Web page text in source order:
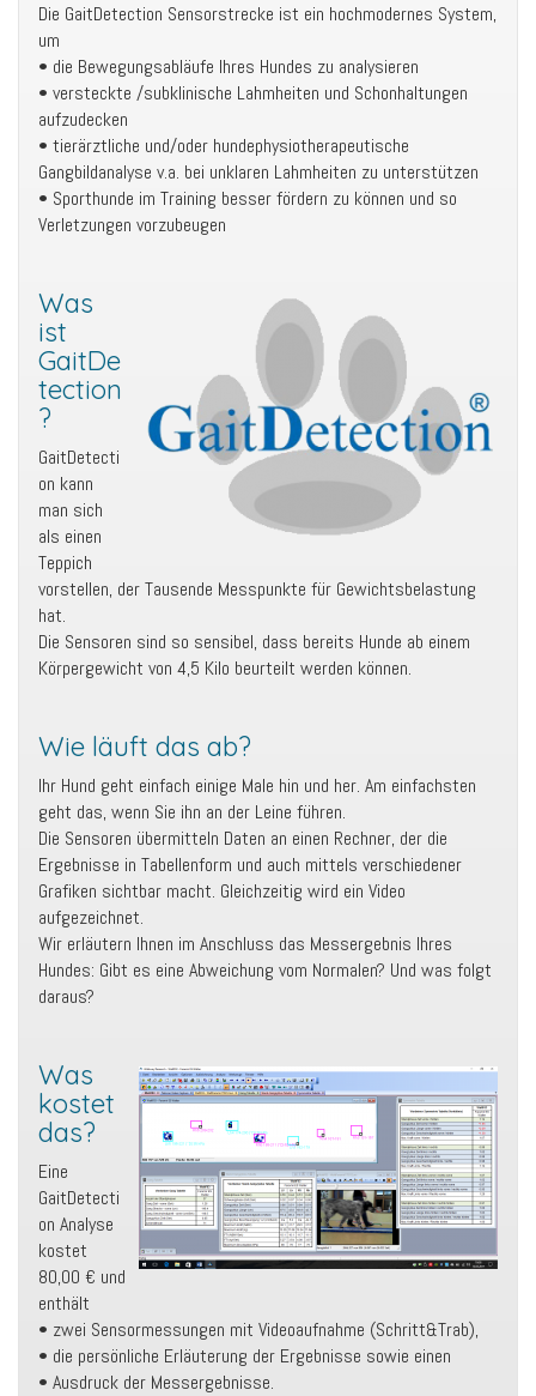
Die GaitDetection Sensorstrecke ist ein hochmodernes System,
um
• die Bewegungsabläufe Ihres Hundes zu analysieren
• versteckte /subklinische Lahmheiten und Schonhaltungen
aufzudecken
• tierärztliche und/oder hundephysiotherapeutische
Gangbildanalyse v.a. bei unklaren Lahmheiten zu unterstützen
• Sporthunde im Training besser fördern zu können und so
Verletzungen vorzubeugen
Was
ist
GaitDe
tection
?
GaitDetecti
on kann
man sich
als einen
Teppich
vorstellen, der Tausende Messpunkte für Gewichtsbelastung
hat.
Die Sensoren sind so sensibel, dass bereits Hunde ab einem
Körpergewicht von 4,5 Kilo beurteilt werden können.
Wie läuft das ab?
Ihr Hund geht einfach einige Male hin und her. Am einfachsten
geht das, wenn Sie ihn an der Leine führen.
Die Sensoren übermitteln Daten an einen Rechner, der die
Ergebnisse in Tabellenform und auch mittels verschiedener
Grafiken sichtbar macht. Gleichzeitig wird ein Video
aufgezeichnet.
Wir erläutern Ihnen im Anschluss das Messergebnis Ihres
Hundes: Gibt es eine Abweichung vom Normalen? Und was folgt
daraus?
Was
kostet
das?
Eine
GaitDetecti
on Analyse
kostet
80,00 € und
enthält
• zwei Sensormessungen mit Videoaufnahme (Schritt&Trab),
• die persönliche Erläuterung der Ergebnisse sowie einen
• Ausdruck der Messergebnisse.